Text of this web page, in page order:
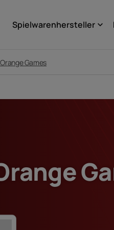
Spielwarenhersteller keyboard_arrow_down
Games